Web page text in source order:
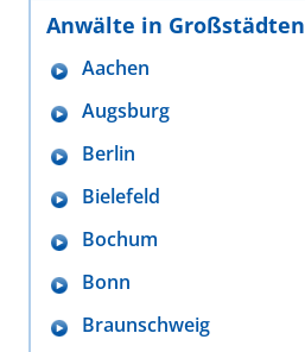
Anwälte in Großstädten
Aachen
Augsburg
Berlin
Bielefeld
Bochum
Bonn
Braunschweig